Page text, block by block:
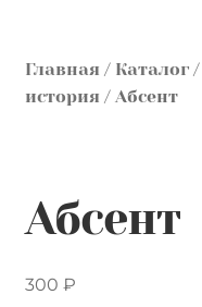
Доставка и оплата
О нас
Главная / Каталог/
история / Абсент
Абсент
300 ₽